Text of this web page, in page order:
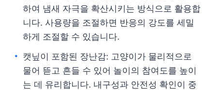
하여 냄새 자극을 확산시키는 방식으로 활용합
니다. 사용량을 조절하면 반응의 강도를 세밀
하게 조절할 수 있습니다.
캣닢이 포함된 장난감: 고양이가 물리적으로
물어 뜯고 흔들 수 있어 놀이의 참여도를 높이
는 데 유리합니다. 내구성과 안전성 확인이 중